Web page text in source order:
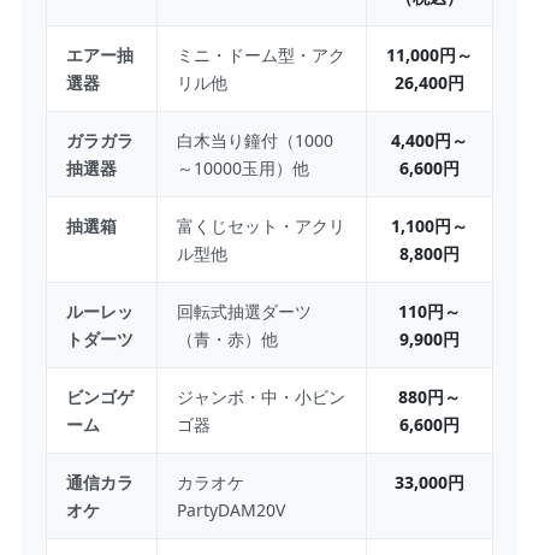
エアー抽
選器
ミニ・ドーム型・アク
リル他
11,000円～
26,400円
ガラガラ
抽選器
白木当り鐘付（1000
～10000玉用）他
4,400円～
6,600円
抽選箱
富くじセット・アクリ
ル型他
1,100円～
8,800円
ルーレッ
トダーツ
回転式抽選ダーツ
（青・赤）他
110円～
9,900円
ビンゴゲ
ーム
ジャンボ・中・小ビン
ゴ器
880円～
6,600円
通信カラ
オケ
カラオケ
PartyDAM20V
33,000円